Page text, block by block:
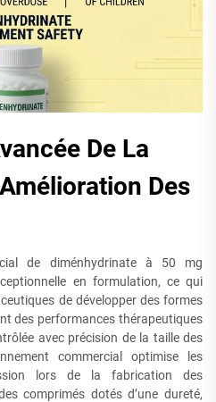
De La
Des
de diménhydrinate à 50 mg
en formulation, ce qui
de développer des formes
des performances thérapeutiques
avec précision de la taille des
commercial optimise les
lors de la fabrication des
comprimés dotés d’une dureté,